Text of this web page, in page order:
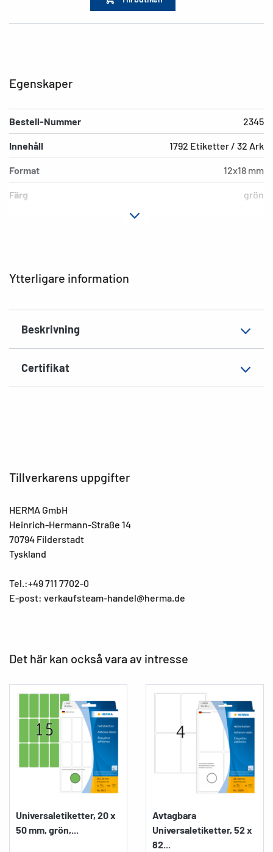
Ytterligare information
Beskrivning
Certifikat
Egenskaper
Bestell-Nummer 2345
Innehåll 1792 Etiketter / 32 Ark
Format 12x18 mm
Färg grön
EAN 4008705023450
Tillverkarens uppgifter
HERMA GmbH
Heinrich-Hermann-Straße 14
70794 Filderstadt
Tyskland
Tel.:+49 711 7702-0
E-post: verkaufsteam-handel@herma.de
Det här kan också vara av intresse
Universaletiketter, 20 x
50 mm, grön,...
Avtagbara
Universaletiketter, 52 x
82...